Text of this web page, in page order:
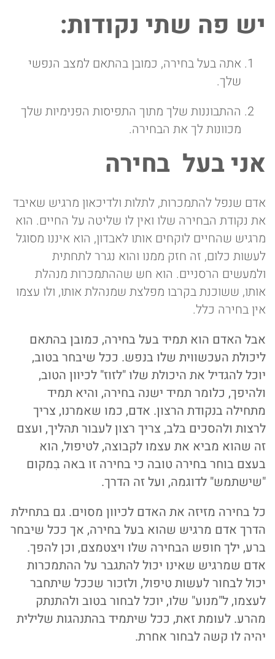
יש פה שתי נקודות:
אתה בעל בחירה, כמובן בהתאם למצב הנפשי
שלך.
ההתבוננות שלך מתוך התפיסות הפנימיות שלך
מכוונות לך את הבחירה.
אני בעל בחירה
אדם שנפל להתמכרות, לתלות ולדיכאון מרגיש שאיבד
את נקודת הבחירה שלו ואין לו שליטה על החיים. הוא
מרגיש שהחיים לוקחים אותו לאבדון, הוא איננו מסוגל
לעשות כלום, זה חזק ממנו והוא נגרר לתחתית
ולמעשים הרסניים. הוא חש שההתמכרות מנהלת
אותו, ששוכנת בקרבו מפלצת שמנהלת אותו, ולו עצמו
אין בחירה כלל.
אבל האדם הוא תמיד בעל בחירה, כמובן בהתאם
ליכולת העכשווית שלו בנפש. ככל שיבחר בטוב,
יוכל להגדיל את היכולת שלו "לזוז" לכיוון הטוב,
ולהיפך, כלומר תמיד ישנה בחירה, והיא תמיד
מתחילה בנקודת הרצון. אדם, כמו שאמרנו, צריך
לרצות ולהסכים בלב, צריך רצון לעבור תהליך, ועצם
זה שהוא מביא את עצמו לקבוצה, לטיפול, הוא
בעצם בוחר בחירה טובה כי בחירה זו באה בִמקום
"שישתמש" לדוגמה, ועל זה הדרך.
כל בחירה מזיזה את האדם לכיוון מסוים. גם בתחילת
הדרך אדם מרגיש שהוא בעל בחירה, אך ככל שיבחר
ברע, ילך חופש הבחירה שלו ויצטמצם, וכן להפך.
אדם שמרגיש שאינו יכול להתגבר על ההתמכרות
יכול לבחור לעשות טיפול, ולזכור שככל שיתחבר
לעצמו, ל"מנוע" שלו, יוכל לבחור בטוב ולהתנתק
מהרע. לעומת זאת, ככל שיתמיד בהתנהגות שלילית
יהיה לו קשה לבחור אחרת.